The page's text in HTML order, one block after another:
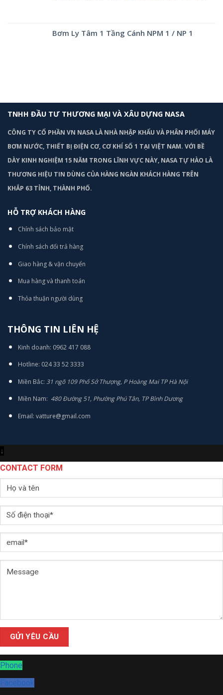
Bơm Ly Tâm 1 Tầng Cánh NPM 1 / NP 1
TNHH ĐẦU TƯ THƯƠNG MẠI VÀ XÂU DỰNG NASA
CÔNG TY CỔ PHẦN VN NASA LÀ NHÀ NHẬP KHẨU VÀ PHÂN PHỐI MÁY
BƠM NƯỚC, THIẾT BỊ ĐIỆN CƠ, CƠ KHÍ SỐ 1 TẠI VIỆT NAM. VỚI BỀ
DÀY KINH NGHIỆM 15 NĂM TRONG LĨNH VỰC NÀY, NASA TỰ HÀO LÀ
THƯƠNG HIỆU TIN DÙNG CỦA HÀNG NGÀN KHÁCH HÀNG TRÊN
KHẮP 63 TỈNH, THÀNH PHỐ.
HỖ TRỢ KHÁCH HÀNG
Chính sách bảo mật
Chính sách đổi trả hàng
Giao hàng & vận chuyển
Mua hàng và thanh toán
Thỏa thuận người dùng
THÔNG TIN LIÊN HỆ
Kinh doanh: 0962 417 088
Hotline: 024 33 52 3333
Miền Bắc: 31 ngõ 109 Phố Sở Thượng, P Hoàng Mai TP Hà Nội
Miền Nam: 480 Đường 51, Phường Phú Tân, TP Bình Dương
Email: vatture@gmail.com
↓
CONTACT FORM
Phone
Facebook